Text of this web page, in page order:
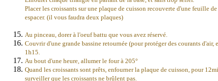
Placer les croissants sur une plaque de cuisson recouverte d'une feuille
espacer. (il vous faudra deux plaques)
Au pinceau, dorer à l'oeuf battu que vous avez réservé.
Couvrir d'une grande bassine retournée (pour protéger des courants d'air,
1h15.
Au bout d'une heure, allumer le four à 205°
Quand les croissants sont prêts, enfourner la plaque de cuisson, pour
surveiller que les croissants ne brûlent pas.